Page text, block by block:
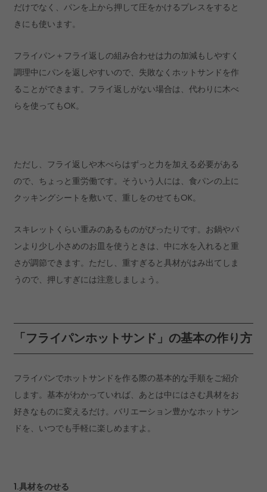
だけでなく、パンを上から押して圧をかけるプレスをすると
きにも使います。
フライパン＋フライ返しの組み合わせは力の加減もしやすく
調理中にパンを返しやすいので、失敗なくホットサンドを作
ることができます。フライ返しがない場合は、代わりに木べ
らを使ってもOK。
ただし、フライ返しや木べらはずっと力を加える必要がある
ので、ちょっと重労働です。そういう人には、食パンの上に
クッキングシートを敷いて、重しをのせてもOK。
スキレットくらい重みのあるものがぴったりです。お鍋やパ
ンより少し小さめのお皿を使うときは、中に水を入れると重
さが調節できます。ただし、重すぎると具材がはみ出てしま
うので、押しすぎには注意しましょう。
「フライパンホットサンド」の基本の作り方
フライパンでホットサンドを作る際の基本的な手順をご紹介
します。基本がわかっていれば、あとは中にはさむ具材をお
好きなものに変えるだけ。バリエーション豊かなホットサン
ドを、いつでも手軽に楽しめますよ。
1.具材をのせる